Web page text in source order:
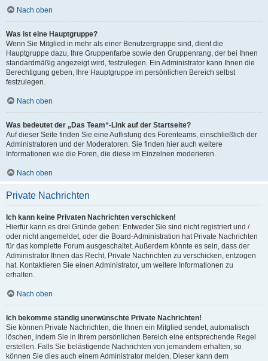
Nach oben
Was ist eine Hauptgruppe?
Wenn Sie Mitglied in mehr als einer Benutzergruppe sind, dient die
Hauptgruppe dazu, Ihre Gruppenfarbe sowie den Gruppenrang, der bei Ihnen
standardmäßig angezeigt wird, festzulegen. Ein Administrator kann Ihnen die
Berechtigung geben, Ihre Hauptgruppe im persönlichen Bereich selbst
festzulegen.
Nach oben
Was bedeutet der „Das Team“-Link auf der Startseite?
Auf dieser Seite finden Sie eine Auflistung des Forenteams, einschließlich der
Administratoren und der Moderatoren. Sie finden hier auch weitere
Informationen wie die Foren, die diese im Einzelnen moderieren.
Nach oben
Private Nachrichten
Ich kann keine Privaten Nachrichten verschicken!
Hierfür kann es drei Gründe geben: Entweder Sie sind nicht registriert und /
oder nicht angemeldet, oder die Board-Administration hat Private Nachrichten
für das komplette Forum ausgeschaltet. Außerdem könnte es sein, dass der
Administrator Ihnen das Recht, Private Nachrichten zu verschicken, entzogen
hat. Kontaktieren Sie einen Administrator, um weitere Informationen zu
erhalten.
Nach oben
Ich bekomme ständig unerwünschte Private Nachrichten!
Sie können Private Nachrichten, die Ihnen ein Mitglied sendet, automatisch
löschen, indem Sie in Ihrem persönlichen Bereich eine entsprechende Regel
erstellen. Falls Sie belästigende Nachrichten von jemandem erhalten, so
können Sie dies auch einem Administrator melden. Dieser kann dem